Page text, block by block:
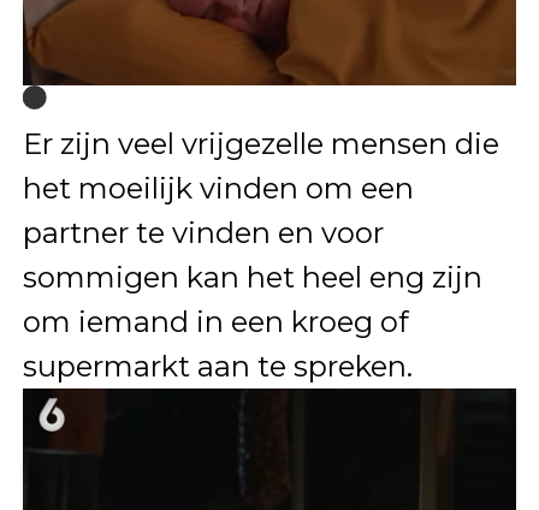
Er zijn veel vrijgezelle mensen die
het moeilijk vinden om een
partner te vinden en voor
sommigen kan het heel eng zijn
om iemand in een kroeg of
supermarkt aan te spreken.